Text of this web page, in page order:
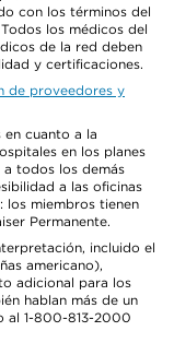
con los términos del
los médicos del
de la red deben
y certificaciones.
de proveedores y
en cuanto a la
en los planes
todos los demás
a las oficinas
los miembros tienen
Permanente.
incluido el
americano),
adicional para los
hablan más de un
al 1-800-813-2000